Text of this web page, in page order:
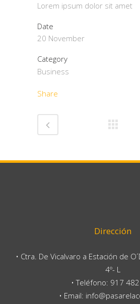
Lorem ipsum dolor sit amet
Date
20 November
Category
Business
Share
Dirección
• Ctra. De Vicalvaro a Estación de
4º- L
• Teléfono: 917
• Email: